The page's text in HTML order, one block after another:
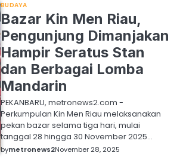
BUDAYA
Bazar Kin Men Riau,
Pengunjung Dimanjakan
Hampir Seratus Stan
dan Berbagai Lomba
Mandarin
PEKANBARU, metronews2.com -
Perkumpulan Kin Men Riau melaksanakan
pekan bazar selama tiga hari, mulai
tanggal 28 hingga 30 November 2025…
bymetronews2November 28, 2025